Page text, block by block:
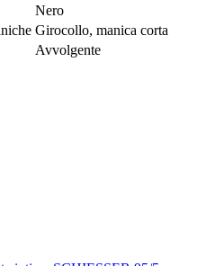
Nero
Girocollo, manica corta
Avvolgente